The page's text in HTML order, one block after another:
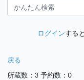
ログインする
戻る
所蔵数：3 予約数：0